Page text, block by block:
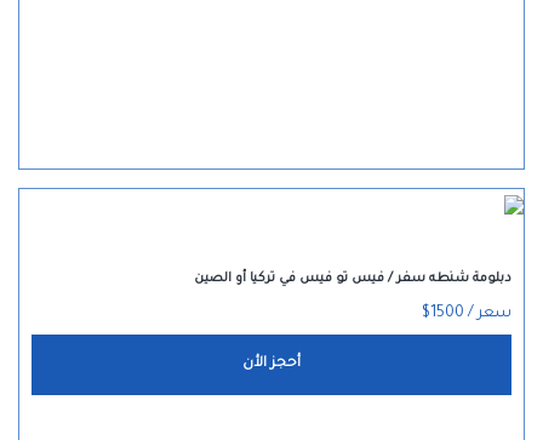
دبلومة شنطه سفر / فيس تو فيس في تركيا أو الصين
سعر / 1500$
أحجز الأن